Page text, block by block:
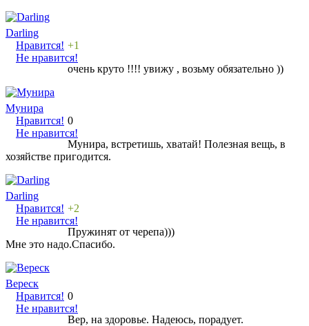
Darling
Нравится!
Не нравится!
+1
очень круто !!!! увижу , возьму обязательно ))
Мунира
Нравится!
Не нравится!
0
Мунира, встретишь, хватай! Полезная вещь, в
хозяйстве пригодится.
Darling
Нравится!
Не нравится!
+2
Пружинят от черепа)))
Мне это надо.Спасибо.
Вереск
Нравится!
Не нравится!
0
Вер, на здоровье. Надеюсь, порадует.